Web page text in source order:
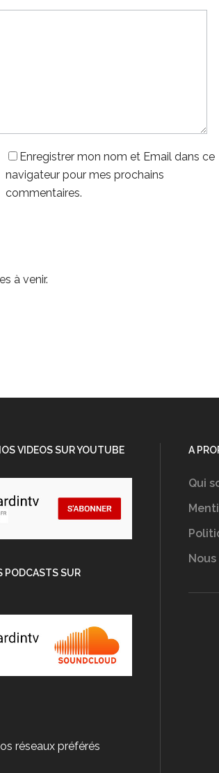
Enregistrer mon nom et Email dans ce
navigateur pour mes prochains
commentaires.
à venir.
VIDEOS SUR YOUTUBE
PODCASTS SUR
réseaux préférés
A
Qui